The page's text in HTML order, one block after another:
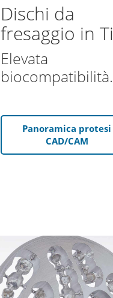
Dischi da
fresaggio in Ti
Elevata
biocompatibilità.
Panoramica protesi
CAD/CAM